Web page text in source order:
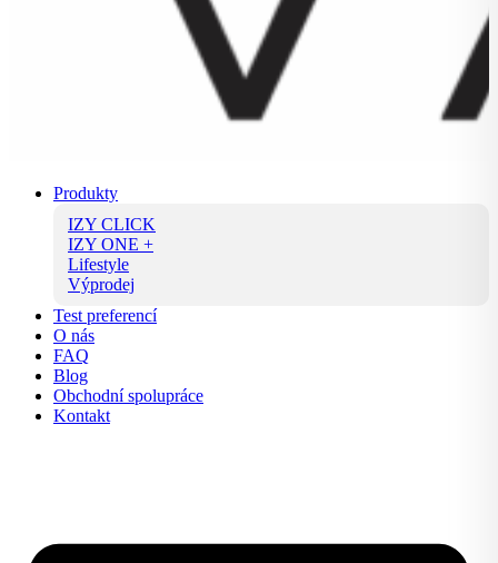
Produkty
IZY CLICK
IZY ONE +
Lifestyle
Výprodej
Test preferencí
O nás
FAQ
Blog
Obchodní spolupráce
Kontakt